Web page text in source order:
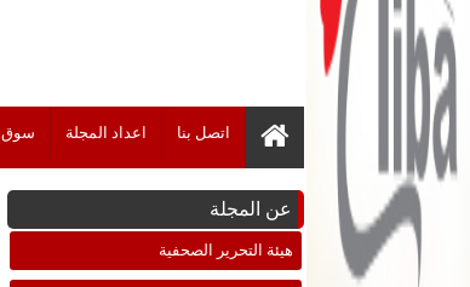
اتصل بنا اعداد المجلة سوق
عن المجلة
هيئة التحرير الصحفية